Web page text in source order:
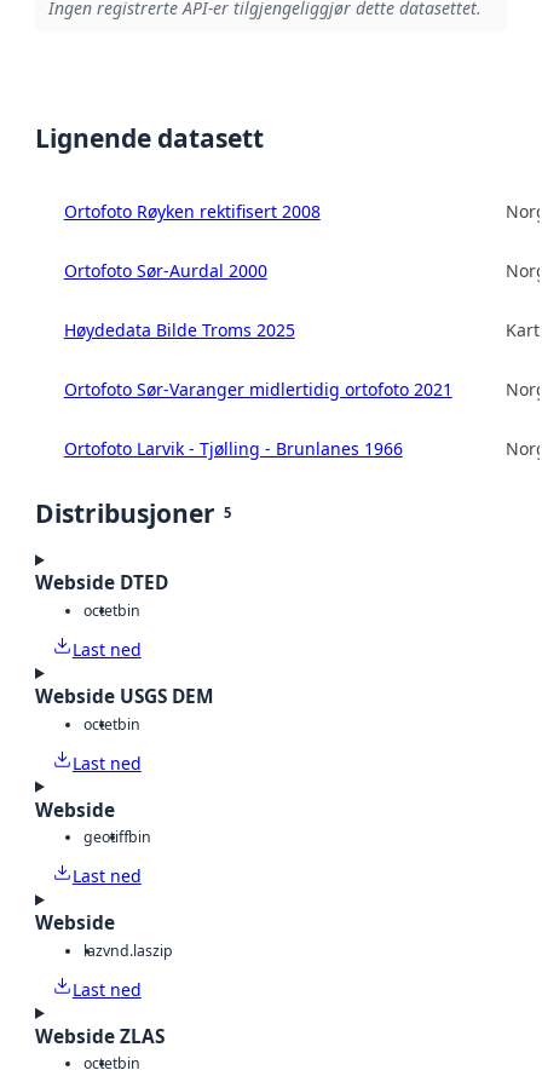
Ingen registrerte API-er tilgjengeliggjør dette datasettet.
Lignende datasett
Ortofoto Røyken rektifisert 2008
Ortofoto Sør-Aurdal 2000
Høydedata Bilde Troms 2025
Ortofoto Sør-Varanger midlertidig ortofoto 2021
Ortofoto Larvik - Tjølling - Brunlanes 1966
Distribusjoner 5
Webside DTED
octetbin
Last ned
Webside USGS DEM
octetbin
Last ned
Webside
geotiffbin
Last ned
Webside
lazvnd.laszip
Last ned
Webside ZLAS
octetbin